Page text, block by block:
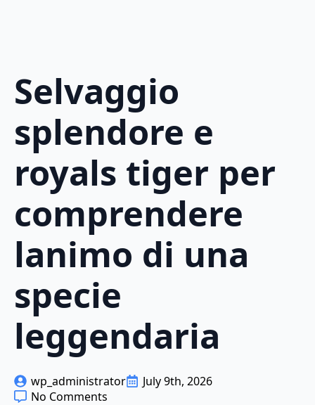
Selvaggio
splendore e
royals tiger per
comprendere
lanimo di una
specie
leggendaria
wp_administrator
July 9th, 2026
No Comments